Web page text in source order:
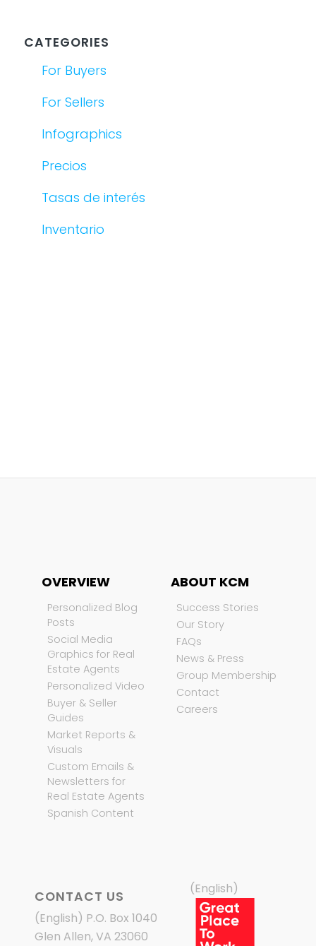
CATEGORIES
For Buyers
For Sellers
Infographics
Precios
Tasas de interés
Inventario
OVERVIEW
Personalized Blog
Posts
Social Media
Graphics for Real
Estate Agents
Personalized Video
Buyer & Seller
Guides
Market Reports &
Visuals
Custom Emails &
Newsletters for
Real Estate Agents
Spanish Content
ABOUT KCM
Success Stories
Our Story
FAQs
News & Press
Group Membership
Contact
Careers
CONTACT US
(English) P.O. Box 1040
Glen Allen, VA 23060
(English)